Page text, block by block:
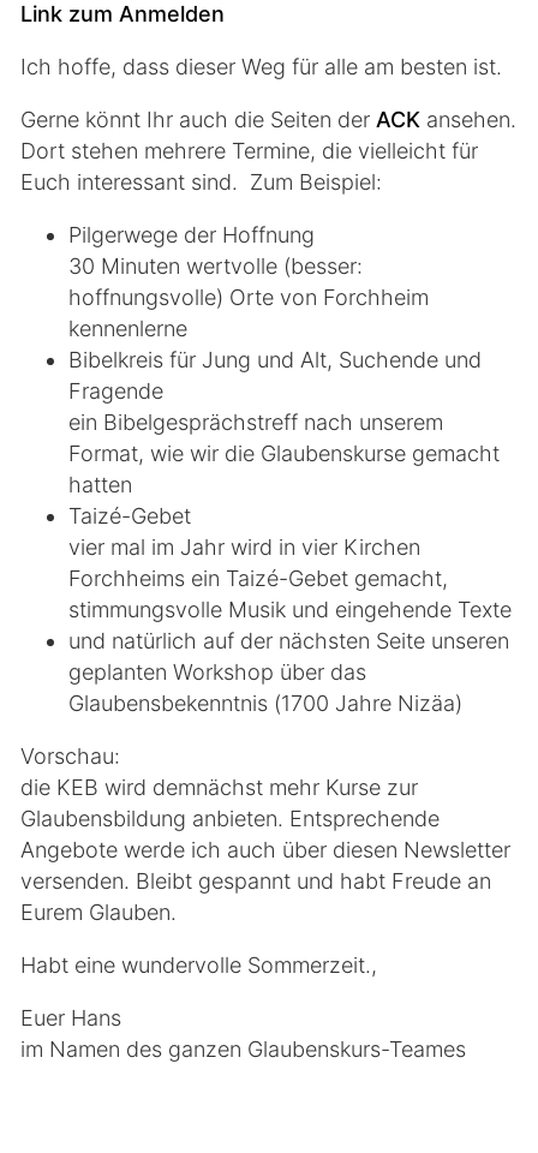
Link zum Anmelden
Ich hoffe, dass dieser Weg für alle am besten ist.
Gerne könnt Ihr auch die Seiten der ACK ansehen.
Dort stehen mehrere Termine, die vielleicht für
Euch interessant sind. Zum Beispiel:
Pilgerwege der Hoffnung
30 Minuten wertvolle (besser:
hoffnungsvolle) Orte von Forchheim
kennenlerne
Bibelkreis für Jung und Alt, Suchende und
Fragende
ein Bibelgesprächstreff nach unserem
Format, wie wir die Glaubenskurse gemacht
hatten
Taizé-Gebet
vier mal im Jahr wird in vier Kirchen
Forchheims ein Taizé-Gebet gemacht,
stimmungsvolle Musik und eingehende Texte
und natürlich auf der nächsten Seite unseren
geplanten Workshop über das
Glaubensbekenntnis (1700 Jahre Nizäa)
Vorschau:
die KEB wird demnächst mehr Kurse zur
Glaubensbildung anbieten. Entsprechende
Angebote werde ich auch über diesen Newsletter
versenden. Bleibt gespannt und habt Freude an
Eurem Glauben.
Habt eine wundervolle Sommerzeit.,
Euer Hans
im Namen des ganzen Glaubenskurs-Teames